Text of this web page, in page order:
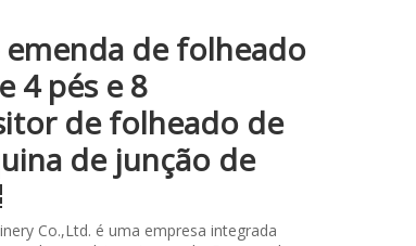
de folheado
4 pés e 8
de folheado de
de junção de
Co.,Ltd. é uma empresa integrada